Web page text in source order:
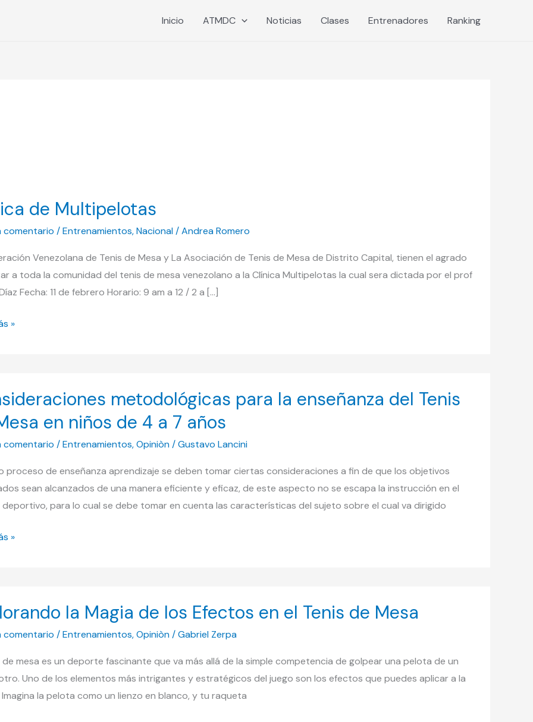
Inicio ATMDC Noticias Clases Entrenadores Ranking
de Multipelotas
comentario /Entrenamientos,Nacional/Andrea Romero
Venezolana de Tenis de Mesa y La Asociación de Tenis de Mesa de Distrito Capital, tienen el agrado
a toda la comunidad del tenis de mesa venezolano a la Clínica Multipelotas la cual sera dictada por el prof
Fecha: 11 de febrero Horario: 9 am a 12 / 2 a […]
»
metodológicas para la enseñanza del Tenis
en niños de 4 a 7 años
comentario /Entrenamientos,Opiniòn/Gustavo Lancini
proceso de enseñanza aprendizaje se deben tomar ciertas consideraciones a fin de que los objetivos
sean alcanzados de una manera eficiente y eficaz, de este aspecto no se escapa la instrucción en el
para lo cual se debe tomar en cuenta las características del sujeto sobre el cual va dirigido
»
la Magia de los Efectos en el Tenis de Mesa
comentario /Entrenamientos,Opiniòn/Gabriel Zerpa
de mesa es un deporte fascinante que va más allá de la simple competencia de golpear una pelota de un
Uno de los elementos más intrigantes y estratégicos del juego son los efectos que puedes aplicar a la
la pelota como un lienzo en blanco, y tu raqueta